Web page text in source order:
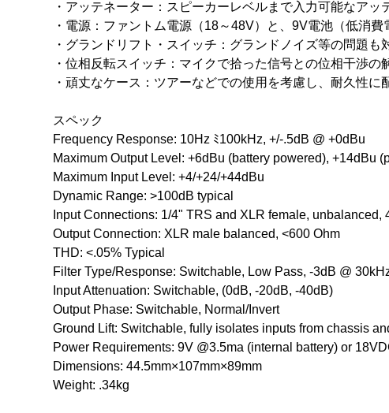
・アッテネーター：スピーカーレベルまで入力可能なア
・電源：ファントム電源（18～48V）と、9V電池（低消
・グランドリフト・スイッチ：グランドノイズ等の問題も
・位相反転スイッチ：マイクで拾った信号との位相干渉の
・頑丈なケース：ツアーなどでの使用を考慮し、耐久性に
スペック
Frequency Response: 10Hz ﾐ100kHz, +/-.5dB @ +0dBu
Maximum Output Level: +6dBu (battery powered), +14dBu
Maximum Input Level: +4/+24/+44dBu
Dynamic Range: >100dB typical
Input Connections: 1/4" TRS and XLR female, unbalanced,
Output Connection: XLR male balanced, <600 Ohm
THD: <.05% Typical
Filter Type/Response: Switchable, Low Pass, -3dB @
Input Attenuation: Switchable, (0dB, -20dB, -40dB)
Output Phase: Switchable, Normal/Invert
Ground Lift: Switchable, fully isolates inputs from chassis
Power Requirements: 9V @3.5ma (internal battery) or
Dimensions: 44.5mm×107mm×89mm
Weight: .34kg